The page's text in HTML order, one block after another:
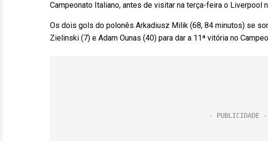
Campeonato Italiano, antes de visitar na terça-feira o Liverpool
Os dois gols do polonês Arkadiusz Milik (68, 84 minutos) se
Zielinski (7) e Adam Ounas (40) para dar a 11ª vitória no